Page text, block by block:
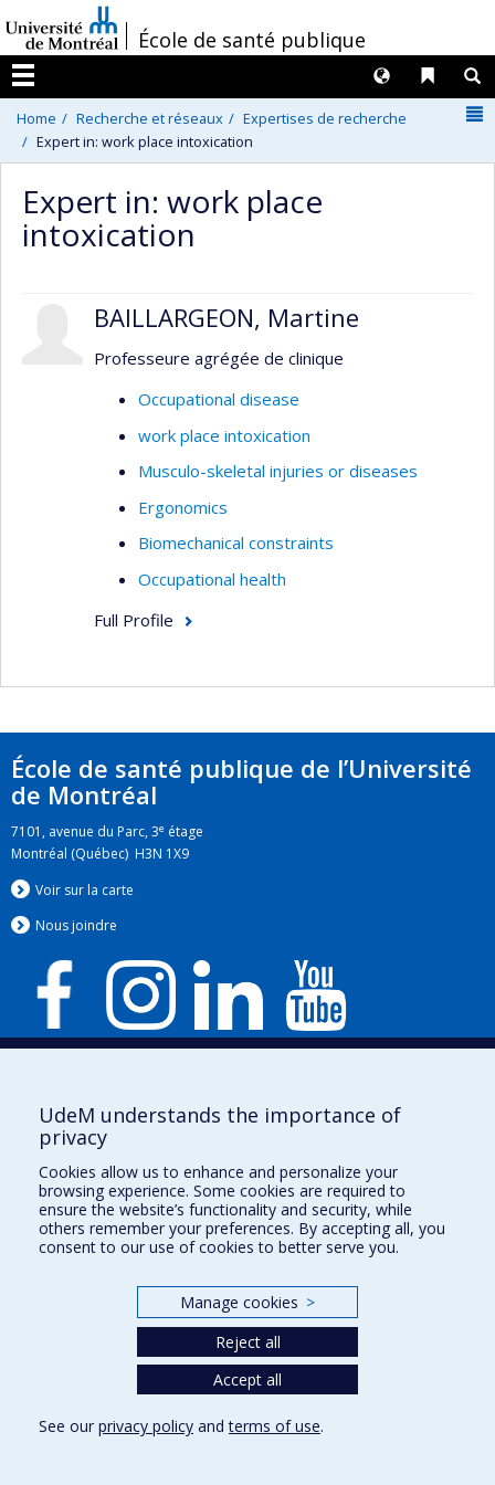
au
contenu
/École de santé publique
Menu
Liens
Langues
Home Recherche et réseaux
Expertises de recherche
Expert in: work place intoxication
Expert in: work place
intoxication
BAILLARGEON, Martine
Professeure agrégée de clinique
Occupational disease
work place intoxication
Musculo-skeletal injuries or diseases
Ergonomics
Biomechanical constraints
Occupational health
Full Profile
École de santé publique de l’Université
de Montréal
7101, avenue du Parc, 3e étage
Montréal (Québec) H3N 1X9
Voir sur la carte
Nous joindre
Besoin d'aide ?
Plan du site|Accessibilité
Signaler une erreur
Téléchargez les logos de l'ESPUM
UdeM understands the importance of
privacy
Cookies allow us to enhance and personalize your
browsing experience. Some cookies are required to
ensure the website’s functionality and security, while
others remember your preferences. By accepting all, you
consent to our use of cookies to better serve you.
Manage cookies >
Reject all
Accept all
See our privacy policy andterms of use.